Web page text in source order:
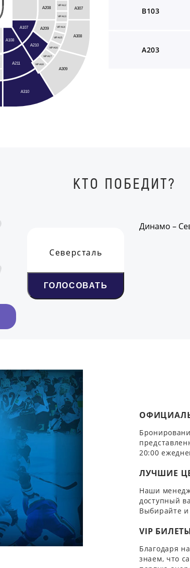
A107
A108
A208
A209
A210
A211
A307
A308
A309
A310
VIP A13
VIP A14
VIP A15
VIP A16
VIP A17
VIP A18
VIP A12
B103
A203
КТО ПОБЕДИТ?
Северсталь
ГОЛОСОВАТЬ
Динамо –
20:00
ЛУЧШИЕ
Наши
доступный
Выбирайте и
VIP БИЛЕТЫ
Благодаря
знаем, что